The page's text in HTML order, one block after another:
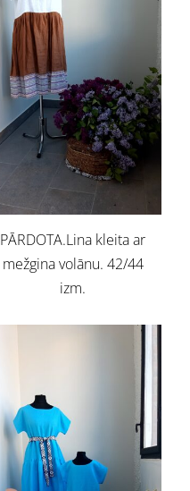
PĀRDOTA.Lina kleita ar
mežgina volānu. 42/44
izm.